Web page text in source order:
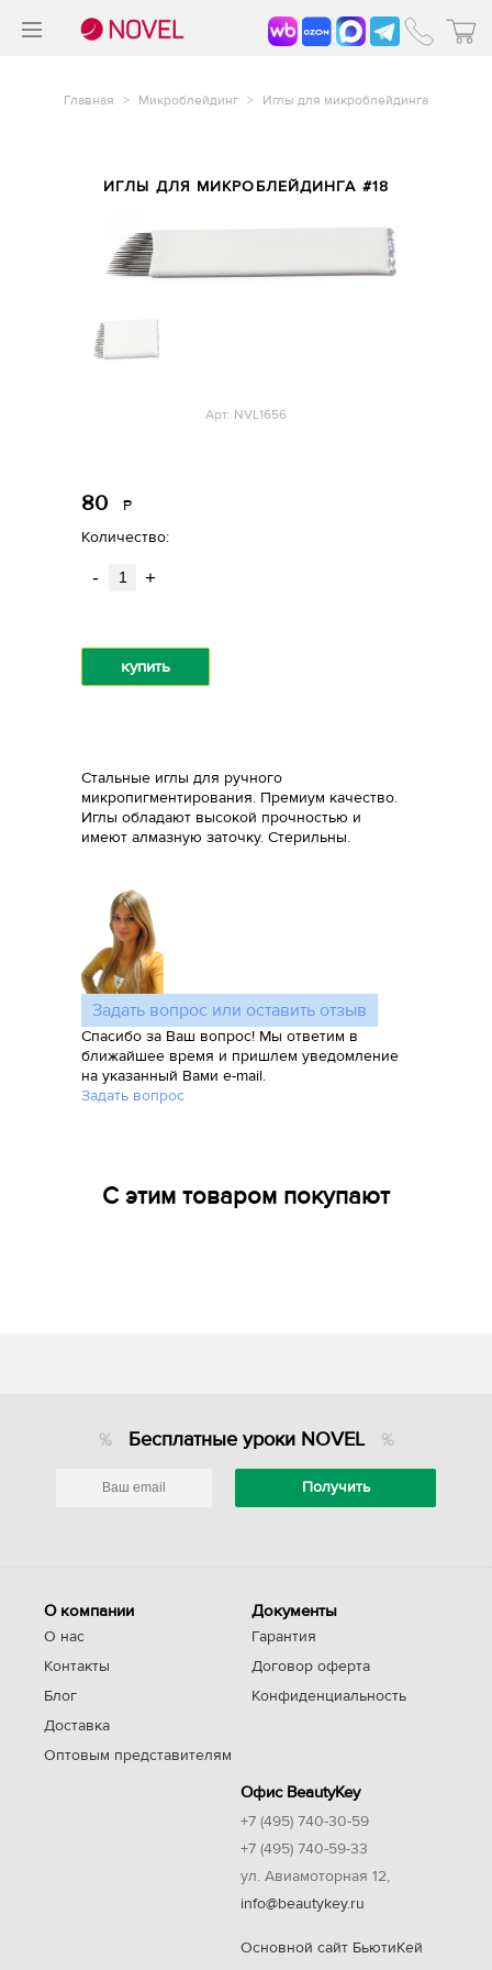
Главная > Микроблейдинг > Иглы для микроблейдинга
ИГЛЫ ДЛЯ МИКРОБЛЕЙДИНГА #18
Арт: NVL1656
80 Р
Количество:
- +
купить
Стальные иглы для ручного
микропигментирования. Премиум качество.
Иглы обладают высокой прочностью и
имеют алмазную заточку. Стерильны.
Задать вопрос или оставить отзыв
Спасибо за Ваш вопрос! Мы ответим в
ближайшее время и пришлем уведомление
на указанный Вами e-mail.
Задать вопрос
С этим товаром покупают
Бесплатные уроки NOVEL
О компании
О нас
Контакты
Блог
Доставка
Оптовым представителям
Документы
Гарантия
Договор оферта
Конфиденциальность
Офис BeautyKey
+7 (495) 740-30-59
+7 (495) 740-59-33
ул. Авиамоторная 12,
info@beautykey.ru
Основной сайт БьютиКей